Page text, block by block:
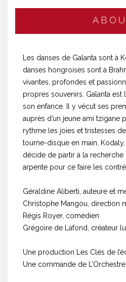
Les danses de Galanta sont à
danses hongroises sont à
vivantes, profondes et
propres souvenirs. Galanta est
son enfance. Il y vécut ses
auprès d’un jeune ami tzigane
rythme les joies et tristesses
tourne-disque en main,
décide de partir à la recherche
arpente pour ce faire les
Géraldine Aliberti, auteure et
Christophe Mangou, direction
Régis Royer, comédien
Grégoire de Lafond, créateur
Une production Les Clés de
Une commande de L’Orchestre